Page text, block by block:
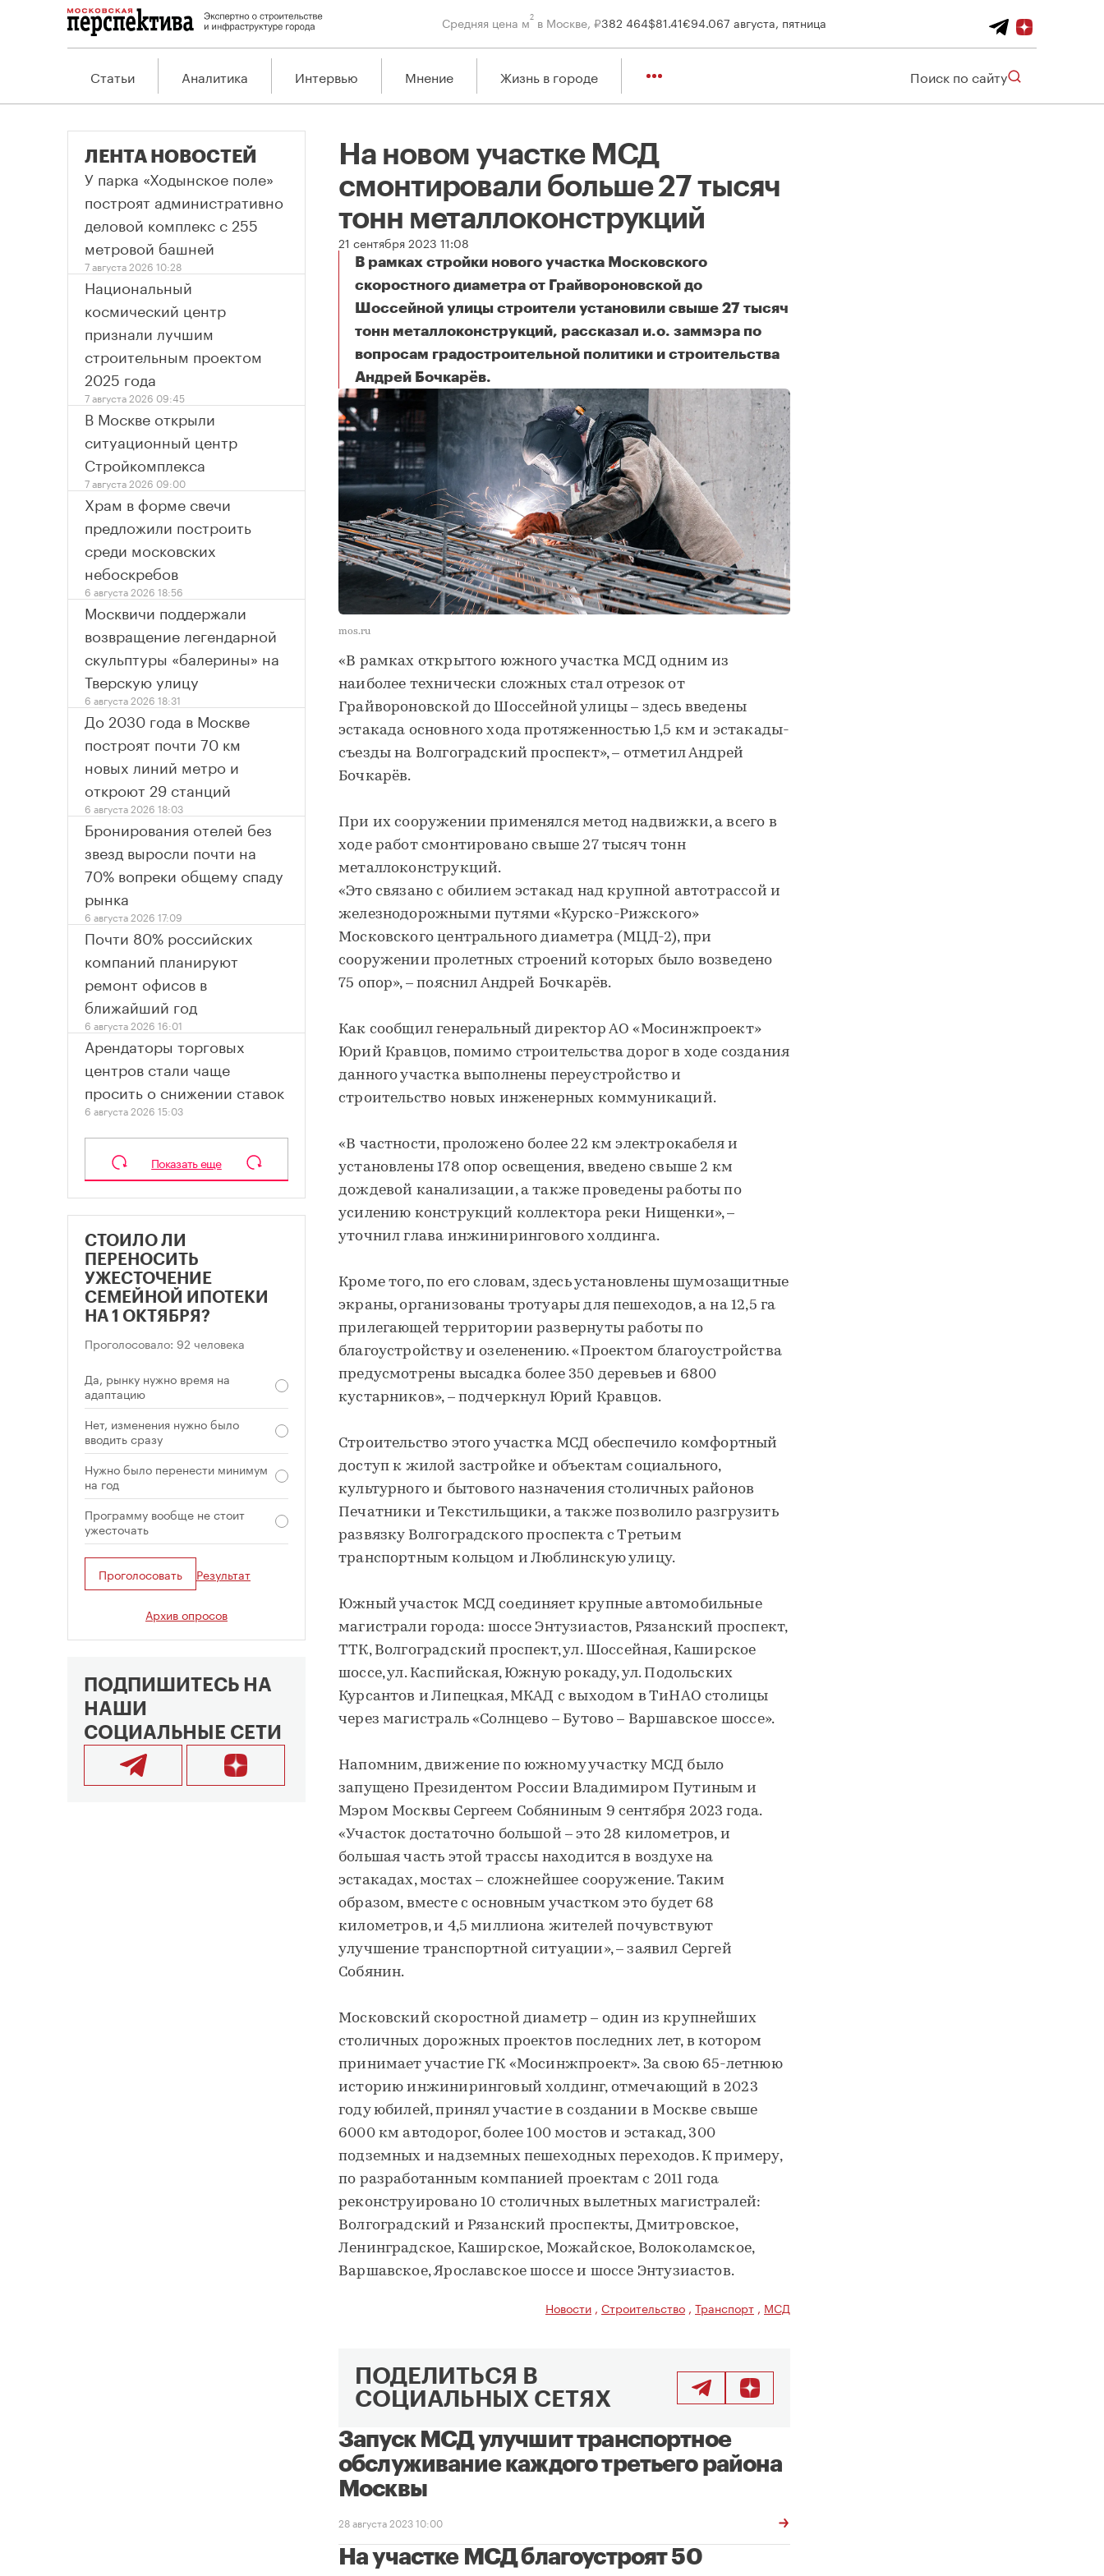
Средняя цена м2 в Москве, ₽382 464$81.41€94.067 августа, пятница
Статьи Аналитика Интервью Мнение Жизнь в городе Поиск по сайту
На новом участке МСД
смонтировали больше 27 тысяч
тонн металлоконструкций
21 сентября 2023 11:08
В рамках стройки нового участка Московского
скоростного диаметра от Грайвороновской до
Шоссейной улицы строители установили свыше 27 тысяч
тонн металлоконструкций, рассказал и.о. заммэра по
вопросам градостроительной политики и строительства
Андрей Бочкарёв.
mos.ru
«В рамках открытого южного участка МСД одним из
наиболее технически сложных стал отрезок от
Грайвороновской до Шоссейной улицы – здесь введены
эстакада основного хода протяженностью 1,5 км и эстакады-
съезды на Волгоградский проспект», – отметил Андрей
Бочкарёв.
При их сооружении применялся метод надвижки, а всего в
ходе работ смонтировано свыше 27 тысяч тонн
металлоконструкций.
«Это связано с обилием эстакад над крупной автотрассой и
железнодорожными путями «Курско-Рижского»
Московского центрального диаметра (МЦД-2), при
сооружении пролетных строений которых было возведено
75 опор», – пояснил Андрей Бочкарёв.
Как сообщил генеральный директор АО «Мосинжпроект»
Юрий Кравцов, помимо строительства дорог в ходе создания
данного участка выполнены переустройство и
строительство новых инженерных коммуникаций.
«В частности, проложено более 22 км электрокабеля и
установлены 178 опор освещения, введено свыше 2 км
дождевой канализации, а также проведены работы по
усилению конструкций коллектора реки Нищенки», –
уточнил глава инжинирингового холдинга.
Кроме того, по его словам, здесь установлены шумозащитные
экраны, организованы тротуары для пешеходов, а на 12,5 га
прилегающей территории развернуты работы по
благоустройству и озеленению. «Проектом благоустройства
предусмотрены высадка более 350 деревьев и 6800
кустарников», – подчеркнул Юрий Кравцов.
Строительство этого участка МСД обеспечило комфортный
доступ к жилой застройке и объектам социального,
культурного и бытового назначения столичных районов
Печатники и Текстильщики, а также позволило разгрузить
развязку Волгоградского проспекта с Третьим
транспортным кольцом и Люблинскую улицу.
Южный участок МСД соединяет крупные автомобильные
магистрали города: шоссе Энтузиастов, Рязанский проспект,
ТТК, Волгоградский проспект, ул. Шоссейная, Каширское
шоссе, ул. Каспийская, Южную рокаду, ул. Подольских
Курсантов и Липецкая, МКАД с выходом в ТиНАО столицы
через магистраль «Солнцево – Бутово – Варшавское шоссе».
Напомним, движение по южному участку МСД было
запущено Президентом России Владимиром Путиным и
Мэром Москвы Сергеем Собяниным 9 сентября 2023 года.
«Участок достаточно большой – это 28 километров, и
большая часть этой трассы находится в воздухе на
эстакадах, мостах – сложнейшее сооружение. Таким
образом, вместе с основным участком это будет 68
километров, и 4,5 миллиона жителей почувствуют
улучшение транспортной ситуации», – заявил Сергей
Собянин.
Московский скоростной диаметр – один из крупнейших
столичных дорожных проектов последних лет, в котором
принимает участие ГК «Мосинжпроект». За свою 65-летнюю
историю инжиниринговый холдинг, отмечающий в 2023
году юбилей, принял участие в создании в Москве свыше
6000 км автодорог, более 100 мостов и эстакад, 300
подземных и надземных пешеходных переходов. К примеру,
по разработанным компанией проектам с 2011 года
реконструировано 10 столичных вылетных магистралей:
Волгоградский и Рязанский проспекты, Дмитровское,
Ленинградское, Каширское, Можайское, Волоколамское,
Варшавское, Ярославское шоссе и шоссе Энтузиастов.
Новости , Строительство , Транспорт , МСД
ПОДЕЛИТЬСЯ В
СОЦИАЛЬНЫХ СЕТЯХ
Запуск МСД улучшит транспортное
обслуживание каждого третьего района
Москвы
28 августа 2023 10:00
На участке МСД благоустроят 50
ЛЕНТА НОВОСТЕЙ
У парка «Ходынское поле»
построят административно
деловой комплекс с 255
метровой башней
7 августа 2026 10:28
Национальный
космический центр
признали лучшим
строительным проектом
2025 года
7 августа 2026 09:45
В Москве открыли
ситуационный центр
Стройкомплекса
7 августа 2026 09:00
Храм в форме свечи
предложили построить
среди московских
небоскребов
6 августа 2026 18:56
Москвичи поддержали
возвращение легендарной
скульптуры «балерины» на
Тверскую улицу
6 августа 2026 18:31
До 2030 года в Москве
построят почти 70 км
новых линий метро и
откроют 29 станций
6 августа 2026 18:03
Бронирования отелей без
звезд выросли почти на
70% вопреки общему спаду
рынка
6 августа 2026 17:09
Почти 80% российских
компаний планируют
ремонт офисов в
ближайший год
6 августа 2026 16:01
Арендаторы торговых
центров стали чаще
просить о снижении ставок
6 августа 2026 15:03
Показать еще
СТОИЛО ЛИ
ПЕРЕНОСИТЬ
УЖЕСТОЧЕНИЕ
СЕМЕЙНОЙ ИПОТЕКИ
НА 1 ОКТЯБРЯ?
Проголосовало: 92 человека
Да, рынку нужно время на
адаптацию
Нет, изменения нужно было
вводить сразу
Нужно было перенести минимум
на год
Программу вообще не стоит
ужесточать
Проголосовать Результат
Архив опросов
ПОДПИШИТЕСЬ НА
НАШИ
СОЦИАЛЬНЫЕ СЕТИ